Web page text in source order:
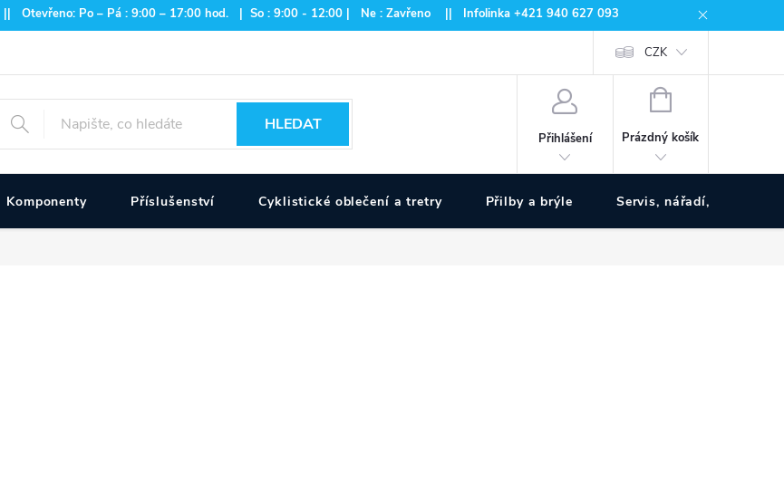
Po – Pá : 9:00 – 17:00 hod. | So : 9:00 - 12:00 | Ne : Zavřeno || Infolinka +421 940 627 093
CZK
HLEDAT
Přihlášení
NÁKUPNÍ
Prázdný košík
Komponenty Příslušenství Cyklistické oblečení a tretry Přilby a brýle Servis, nářadí, pumpy